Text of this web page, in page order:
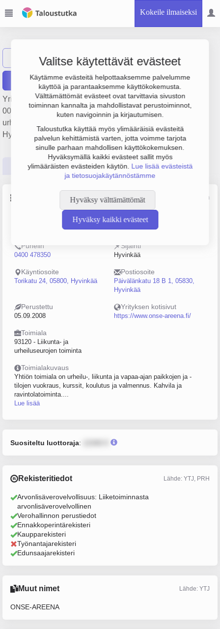
Kokeile ilmaiseksi
Valitse käytettävät evästeet
Käytämme evästeitä helpottaaksemme palvelumme
käyttöä ja parantaaksemme käyttökokemusta.
Välttämättömät evästeet ovat tarvittavia sivuston
toiminnan kannalta ja mahdollistavat perustoiminnot,
kuten navigoinnin ja kirjautumisen.
Taloustutka käyttää myös ylimääräisiä evästeitä
palvelun kehittämistä varten, jotta voimme tarjota
sinulle parhaan mahdollisen käyttökokemuksen.
Hyväksymällä kaikki evästeet sallit myös
ylimääräisten evästeiden käytön. Lue lisää evästeistä
ja tietosuojakäytännöstämme
Hyväksy välttämättömät
Hyväksy kaikki evästeet
Näytä haku MonniKlubi Oy
Raportit
Yrityksen MonniKlubi Oy liikevaihto on 319 000 €, tulos 72
000 € ja henkilöstömäärä 2. Sen päätoimiala on Liikunta- ja
urheiluseurojen toiminta, perustamisvuosi 2008 ja sijainti
Hyvinkää. Yrityksen yhtiömuoto Osakeyhtiö (OY).
Perustiedot Tilinpäätösluvut Päättäjätiedot
Lähde: YTJ, PRH, Traficom
Henkilöstömäärä
0–4
Puhelin
0400 478350
Sijainti
Hyvinkää
Käyntiosoite
Torikatu 24, 05800, Hyvinkää
Postiosoite
Päivälänkatu 18 B 1, 05830,
Hyvinkää
Perustettu
05.09.2008
Yrityksen kotisivut
https://www.onse-areena.fi/
Toimiala
93120 - Liikunta- ja
urheiluseurojen toiminta
Toimialakuvaus
Yhtiön toimiala on urheilu-, liikunta ja vapaa-ajan paikkojen ja -
tilojen vuokraus, kurssit, koulutus ja valmennus. Kahvila ja
ravintolatoiminta....
Lue lisää
Suositeltu luottoraja:
Rekisteritiedot Lähde: YTJ, PRH
Arvonlisäverovelvollisuus: Liiketoiminnasta
arvonlisäverovelvollinen
Verohallinnon perustiedot
Ennakkoperintärekisteri
Kaupparekisteri
Työnantajarekisteri
Edunsaajarekisteri
Muut nimet Lähde: YTJ
ONSE-AREENA